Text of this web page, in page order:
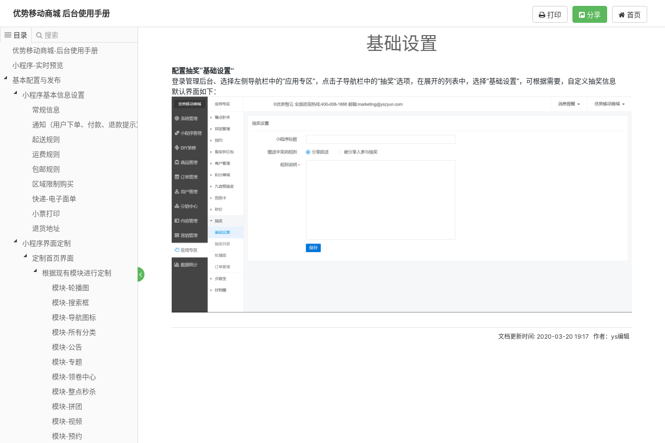
优势移动商城 后台使用手册 打印 首页
分享
目录
搜索
优势移动商城-后台使用手册
小程序-实时预览
基本配置与发布
小程序基本信息设置
常规信息
通知（用户下单、付款、退款提示）
起送规则
运费规则
包邮规则
区域限制购买
快递-电子面单
小票打印
退货地址
小程序界面定制
定制首页界面
根据现有模块进行定制
模块-轮播图
模块-搜索框
模块-导航图标
模块-所有分类
模块-公告
模块-专题
模块-领卷中心
模块-整点秒杀
模块-拼团
模块-视频
模块-预约
基础设置
配置抽奖”基础设置“
登录管理后台、选择左侧导航栏中的“应用专区”，点击子导航栏中的“抽奖”选项，在展开的列表中，选择”基础设置“，可根据需要，自定义抽奖信息
默认界面如下：
文档更新时间: 2020-03-20 19:17 作者：ys编辑